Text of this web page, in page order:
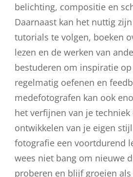
belichting, compositie en
Daarnaast kan het nuttig
tutorials te volgen, boeken
lezen en de werken van
bestuderen om inspiratie
regelmatig oefenen en
medefotografen kan ook
het verfijnen van je techniek
ontwikkelen van je eigen
fotografie een voortdurend
wees niet bang om nieuwe
proberen en blijf groeien